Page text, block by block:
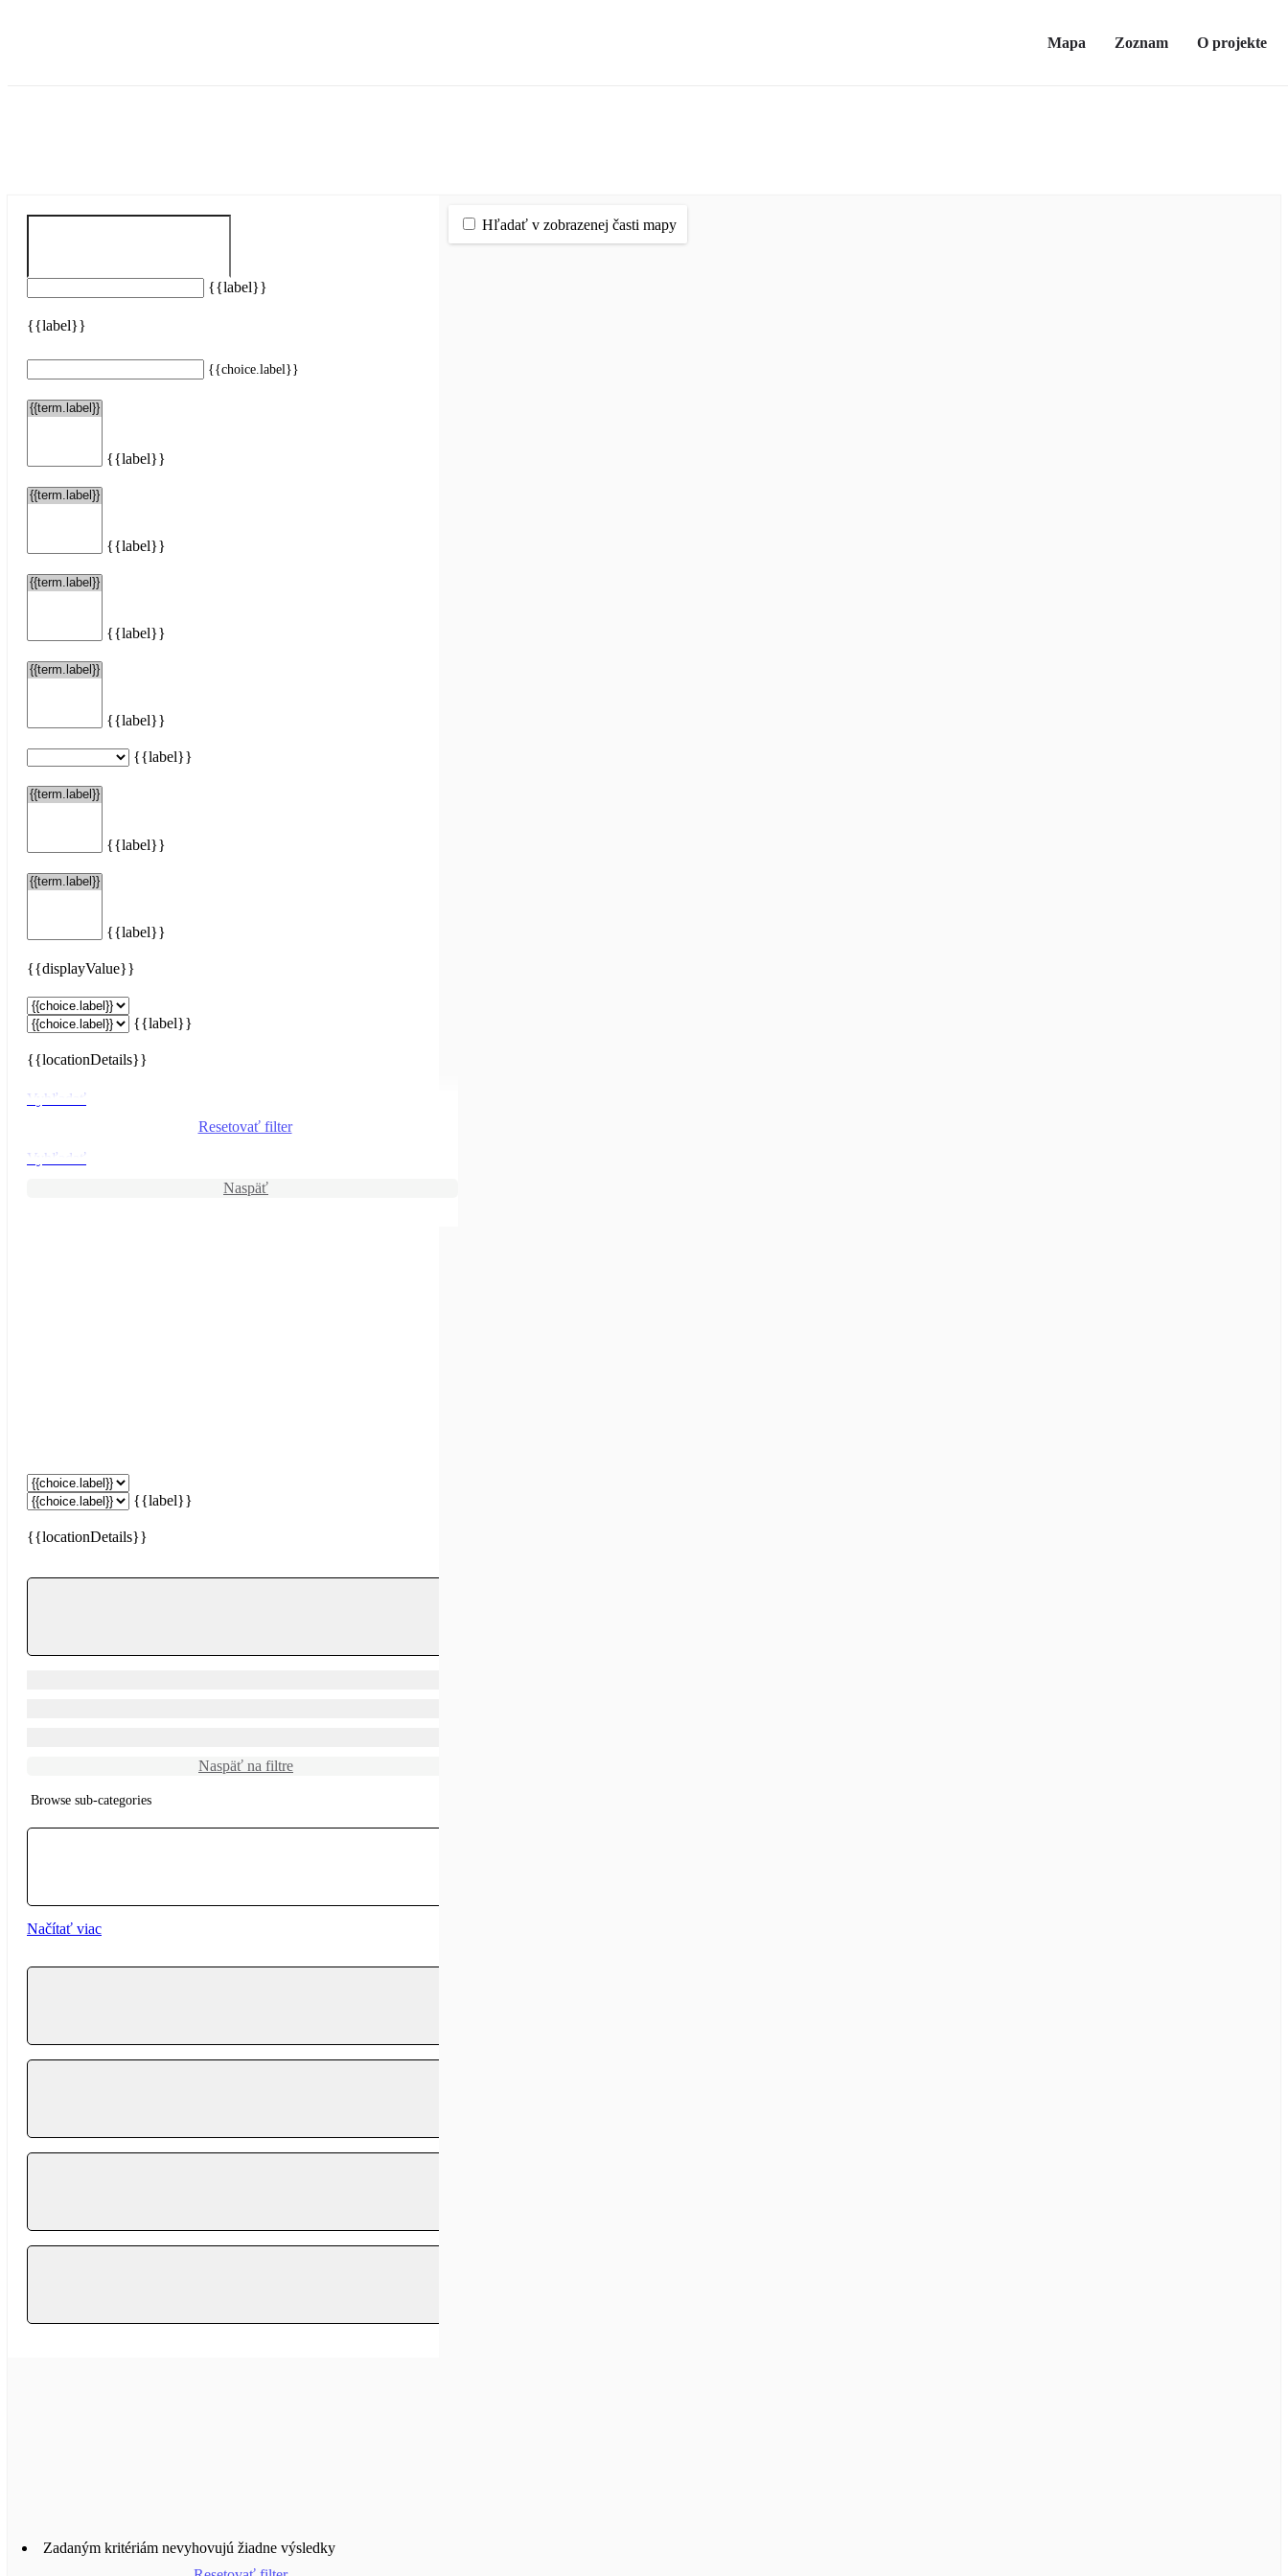
Mapa Zoznam O projekte
{{label}}
{{label}}
{{choice.label}}
{{label}}
{{label}}
{{label}}
{{label}}
{{label}}
{{label}}
{{label}}
{{displayValue}}
{{label}}
{{locationDetails}}
Vyhľadať
Resetovať filter
Vyhľadať
Naspäť
{{label}}
{{locationDetails}}
Naspäť na filtre
Browse sub-categories
Načítať viac
Zadaným kritériám nevyhovujú žiadne výsledky
Hľadať v zobrazenej časti mapy